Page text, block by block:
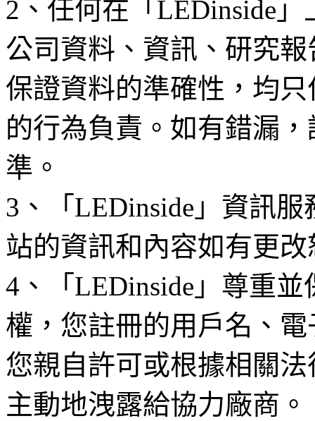
2、任何在「LEDinside
公司資料、資訊、研究
保證資料的準確性，均
的行為負責。如有錯漏
準。
3、「LEDinside」資訊
站的資訊和內容如有更
4、「LEDinside」尊重
權，您註冊的用戶名、
您親自許可或根據相關
主動地洩露給協力廠商。